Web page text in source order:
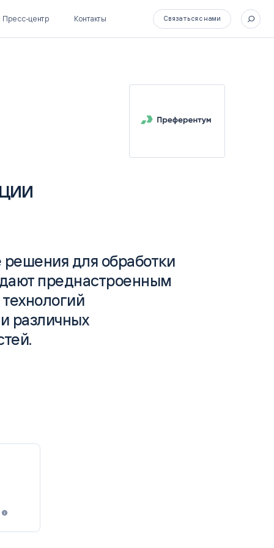
БОСС
АНАЛИТИКИ OCR
РАСПОЗНАВАНИЕ ДАННЫХ
Пресс-центр Контакты Связаться с нами
для обработки
преднастроенным
различных